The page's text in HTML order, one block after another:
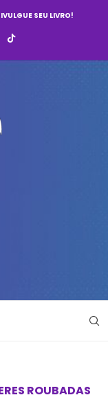
SEU LIVRO!
ROUBADAS